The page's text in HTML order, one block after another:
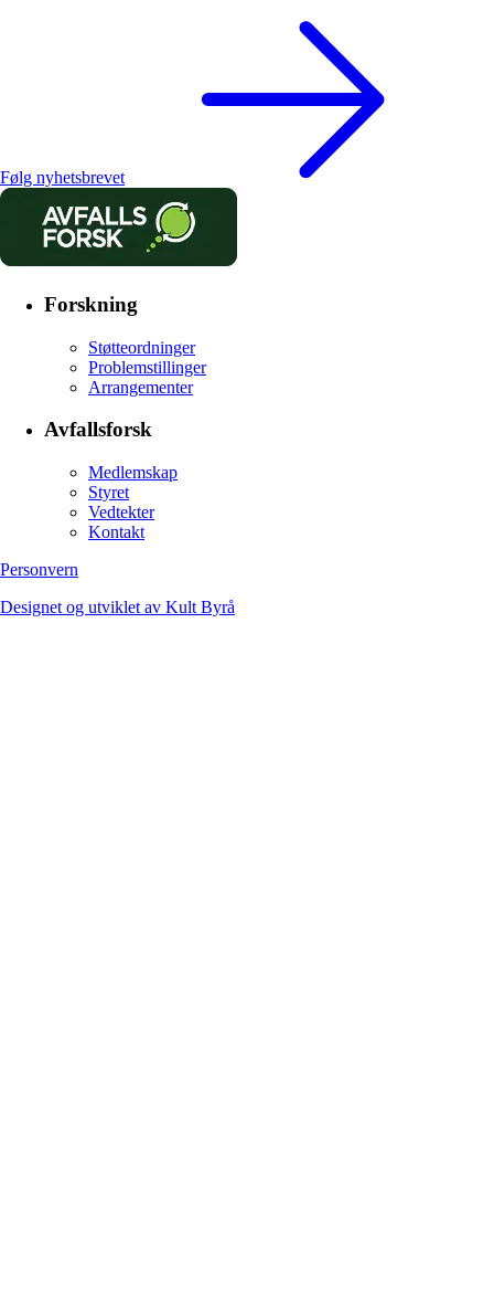
Følg nyhetsbrevet
Forskning
Støtteordninger
Problemstillinger
Arrangementer
Avfallsforsk
Medlemskap
Styret
Vedtekter
Kontakt
Personvern
Designet og utviklet av Kult Byrå